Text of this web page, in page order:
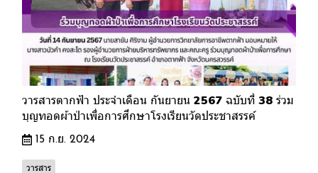
วารสารตากฟ้า ประจำเดือน กันยายน 2567 ฉบับที่ 38 ร่วม
บุญทอดผ้าป่าเพื่อการศึกษาโรงเรียนวัดประชาสรรค์
15 ก.ย. 2024
วารสาร